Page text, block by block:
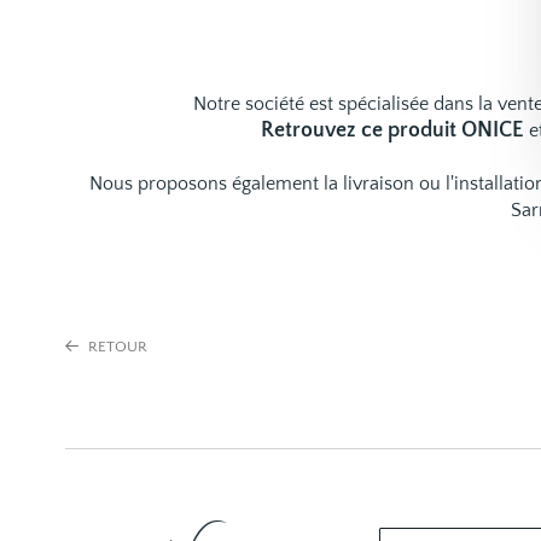
Notre société est spécialisée dans la
Retrouvez ce produit ONICE
Nous proposons également la livraison ou
RETOUR